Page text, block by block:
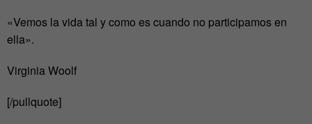
«Vemos la vida tal y como es cuando no participamos en
ella».
Virginia Woolf
[/pullquote]